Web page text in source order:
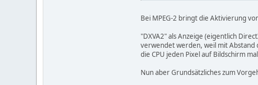
Bei MPEG-2 bringt die Aktivierung
"DXVA2" als Anzeige (eigentlich
verwendet werden, weil mit Abstand
die CPU jeden Pixel auf Bildschirm
Nun aber Grundsätzliches zum